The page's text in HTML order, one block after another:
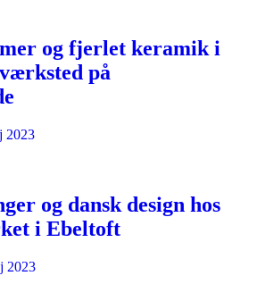
og fjerlet keramik i
på
2023
og dansk design hos
i Ebeltoft
2023